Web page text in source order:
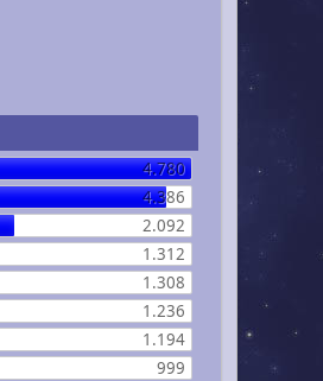
4.780
4.386
2.092
1.312
1.308
1.236
1.194
999